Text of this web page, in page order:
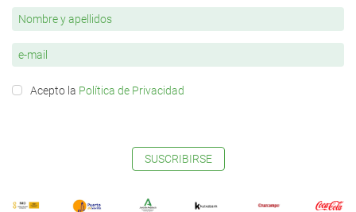
Acepto la Política de Privacidad
SUSCRIBIRSE